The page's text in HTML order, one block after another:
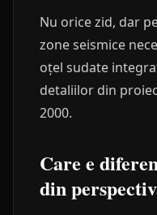
Nu orice zid, dar
zone seismice
oțel sudate
detaliilor din
2000.
Care e
din